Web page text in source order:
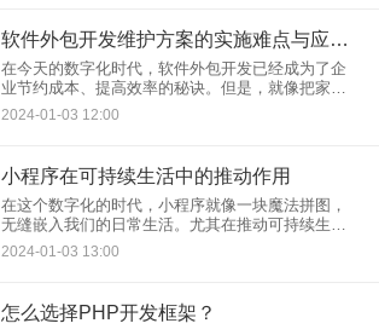
软件外包开发维护方案的实施难点与应对策略
在今天的数字化时代，软件外包开发已经成为了企
业节约成本、提高效率的秘诀。但是，就像把家里
的宠物托付给宠物旅馆一样，外包虽然减轻了我们
的压力，却也带来了一系列的挑战。让我们来聊聊
2024-01-03 12:00
小程序在可持续生活中的推动作用
在这个数字化的时代，小程序就像一块魔法拼图，
无缝嵌入我们的日常生活。尤其在推动可持续生活
方面，它们扮演着一个不可或缺的角色。今天，就
让我带你一起探索小程序在推动可持续生活中的那
2024-01-03 13:00
怎么选择PHP开发框架？